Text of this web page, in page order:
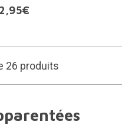
26 produits